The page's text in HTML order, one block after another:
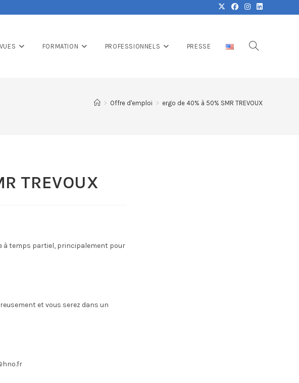
FORMATION PROFESSIONNELS PRESSE
> Offre d'emploi > ergo de 40% à 50% SMR TREVOUX
TREVOUX
à temps partiel, principalement pour
et vous serez dans un